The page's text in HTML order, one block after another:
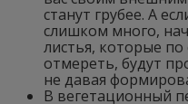
станут грубее. А
слишком много,
листья, которые
отмереть, будут
не давая
В вегетационный